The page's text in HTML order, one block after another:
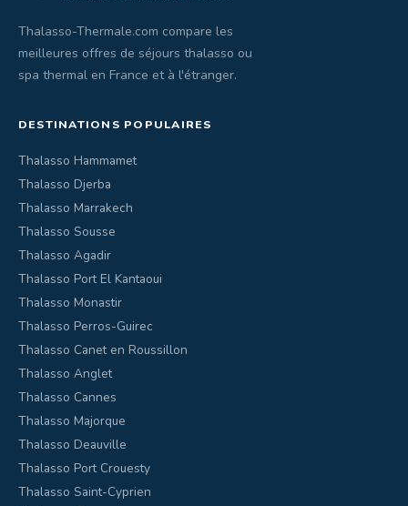
Thalasso-Thermale.com compare les
meilleures offres de séjours thalasso ou
spa thermal en France et à l'étranger.
DESTINATIONS POPULAIRES
Thalasso Hammamet
Thalasso Djerba
Thalasso Marrakech
Thalasso Sousse
Thalasso Agadir
Thalasso Port El Kantaoui
Thalasso Monastir
Thalasso Perros-Guirec
Thalasso Canet en Roussillon
Thalasso Anglet
Thalasso Cannes
Thalasso Majorque
Thalasso Deauville
Thalasso Port Crouesty
Thalasso Saint-Cyprien